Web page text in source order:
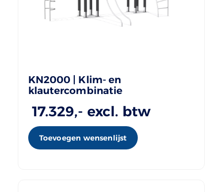
KN2000 | Klim- en
klautercombinatie
17.329,- excl. btw
Toevoegen wensenlijst